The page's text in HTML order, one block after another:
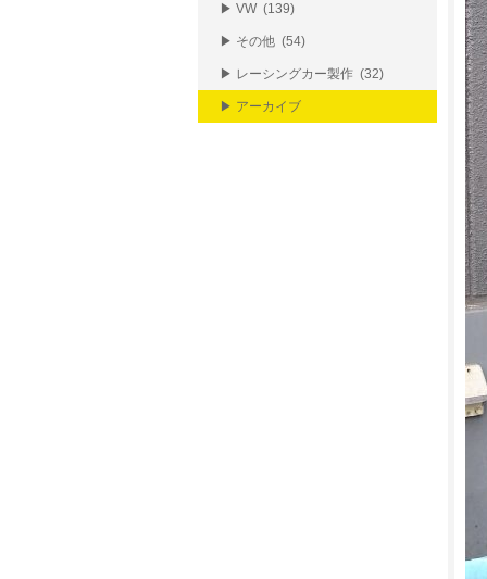
▶ VW (139)
▶ その他 (54)
▶ レーシングカー製作 (32)
▶ アーカイブ